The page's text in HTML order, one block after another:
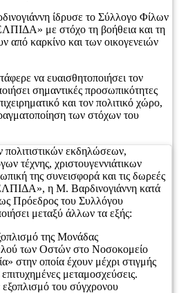
ίδρυσε το Σύλλογο Φίλων
με στόχο τη βοήθεια και τη
από καρκίνο και των οικογενειών
να ευαισθητοποιήσει τον
σημαντικές προσωπικότητες
και τον πολιτικό χώρο,
των στόχων του
εκδηλώσεων,
τέχνης, χριστουγεννιάτικων
της συνεισφορά και τις δωρεές
η Μ. Βαρδινογιάννη κατά
ως Πρόεδρος του Συλλόγου
μεταξύ άλλων τα εξής:
της Μονάδας
των Οστών στο Νοσοκομείο
στην οποία έχουν μέχρι στιγμής
μεταμοσχεύσεις.
του σύγχρονου